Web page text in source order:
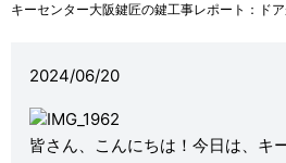
キーセンター大阪鍵匠の鍵工事レポート：ド
2024/06/20
皆さん、こんにちは！今日は、キ